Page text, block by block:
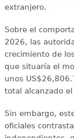
extranjero.
Sobre el
2026, las
crecimiento de
que situaría el
unos
total alcanzado
Sin embargo,
oficiales